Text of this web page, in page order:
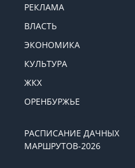
РЕКЛАМА
ВЛАСТЬ
ЭКОНОМИКА
КУЛЬТУРА
ЖКХ
ОРЕНБУРЖЬЕ
РАСПИСАНИЕ ДАЧНЫХ
МАРШРУТОВ-2026